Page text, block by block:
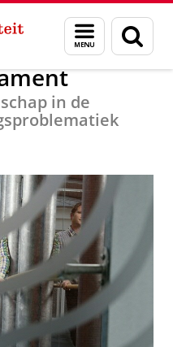
Menu
en
zoeken
Nieuwsberichten
in de